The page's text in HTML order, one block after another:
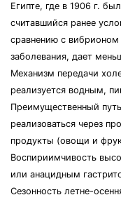
Египте, где в 1906 г.
считавшийся ранее
сравнению с
заболевания, дает
Механизм передачи
реализуется водным,
Преимущественный
реализоваться через
продукты (овощи и
Воспириимчивость
или анацидным
Сезонность летне-